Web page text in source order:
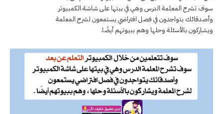
سوف تشرح المعلمة الدرس وهي في بيتها على شاشة الكمبيوتر
وأصدقائك يتواجدون في فصل افتراضي يستمعون لشرح المعلمة
ويشاركون بالأسئلة وحلها وهم ببيوتهم أيضًا.